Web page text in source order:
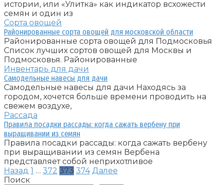
истории, или «Улитка» как индикатор всхожести
семян и один из
Сорта овощей
Районированные сорта овощей для московской области
Районированные сорта овощей для Подмосковья
Список лучших сортов овощей для Москвы и
Подмосковья. Районированные
Инвентарь для дачи
Самодельные навесы для дачи
Самодельные навесы для дачи Находясь за
городом, хочется больше времени проводить на
свежем воздухе,
Рассада
Правила посадки рассады: когда сажать вербену при
выращивании из семян
Правила посадки рассады: когда сажать вербену
при выращивании из семян Вербена
представляет собой неприхотливое
Пагинация
записей
Назад 1 … 372 373 374 Далее
Поиск